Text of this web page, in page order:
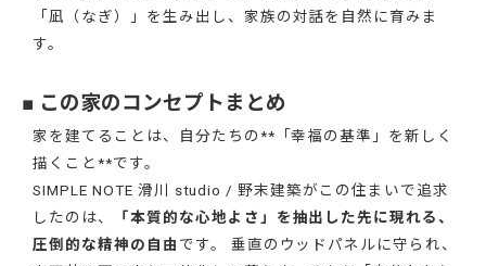
「凪（なぎ）」を生み出し、家族の対話を自然に育みま
す。
■ この家のコンセプトまとめ
家を建てることは、自分たちの**「幸福の基準」を新しく
描くこと**です。
SIMPLE NOTE 滑川 studio / 野末建築がこの住まいで追求
したのは、
「本質的な心地よさ」を抽出した先に現れる、
圧倒的な精神の自由 です。 垂直のウッドパネルに守られ、